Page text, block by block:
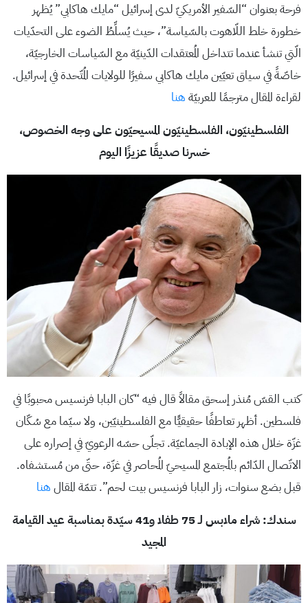
فرحة بعنوان “السّفير الأمريكيّ لدى إسرائيل “مايك هاكابي” يُظهر
خطورة خلط اللّاهوت بالسّياسة”، حيث يُسلِّطُ الضوء على التحدّيات
الّتي تنشأ عندما تتداخل المُعتقدات الدّينيّة مع السّياسات الخارجيّة،
خاصّةً في سياق تعيّين مايك هاكابي سفيرًا للولايات المُتّحدة في إسرائيل.​
لقراءة المقال مترجمًا للعربيّة هنا
الفلسطينيّون، الفلسطينيّون المسيحيّون على وجه الخصوص،
خسرنا صديقًا عزيزًا اليوم
كتب القسّ مُنذر إسحق مقالاً قال فيه “كان البابا فرنسيس محبوبًا في
فلسطين. أظهر تعاطفًا حقيقيًّا مع الفلسطينيّين، ولا سيّما مع سُكّان
غزّة خلال هذه الإبادة الجماعيّة. تجلّى حسّه الرعويّ في إصراره على
الاتّصال الدّائم بالمُجتمع المسيحيّ المُحاصر في غزّة، حتّى من مُستشفاه.
قبل بضع سنوات، زار البابا فرنسيس بيت لحم”. تتمّة المقال هنا
سندك: شراء ملابس لـ 75 طفلا و41 سيّدة بمناسبة عيد القيامة
المجيد